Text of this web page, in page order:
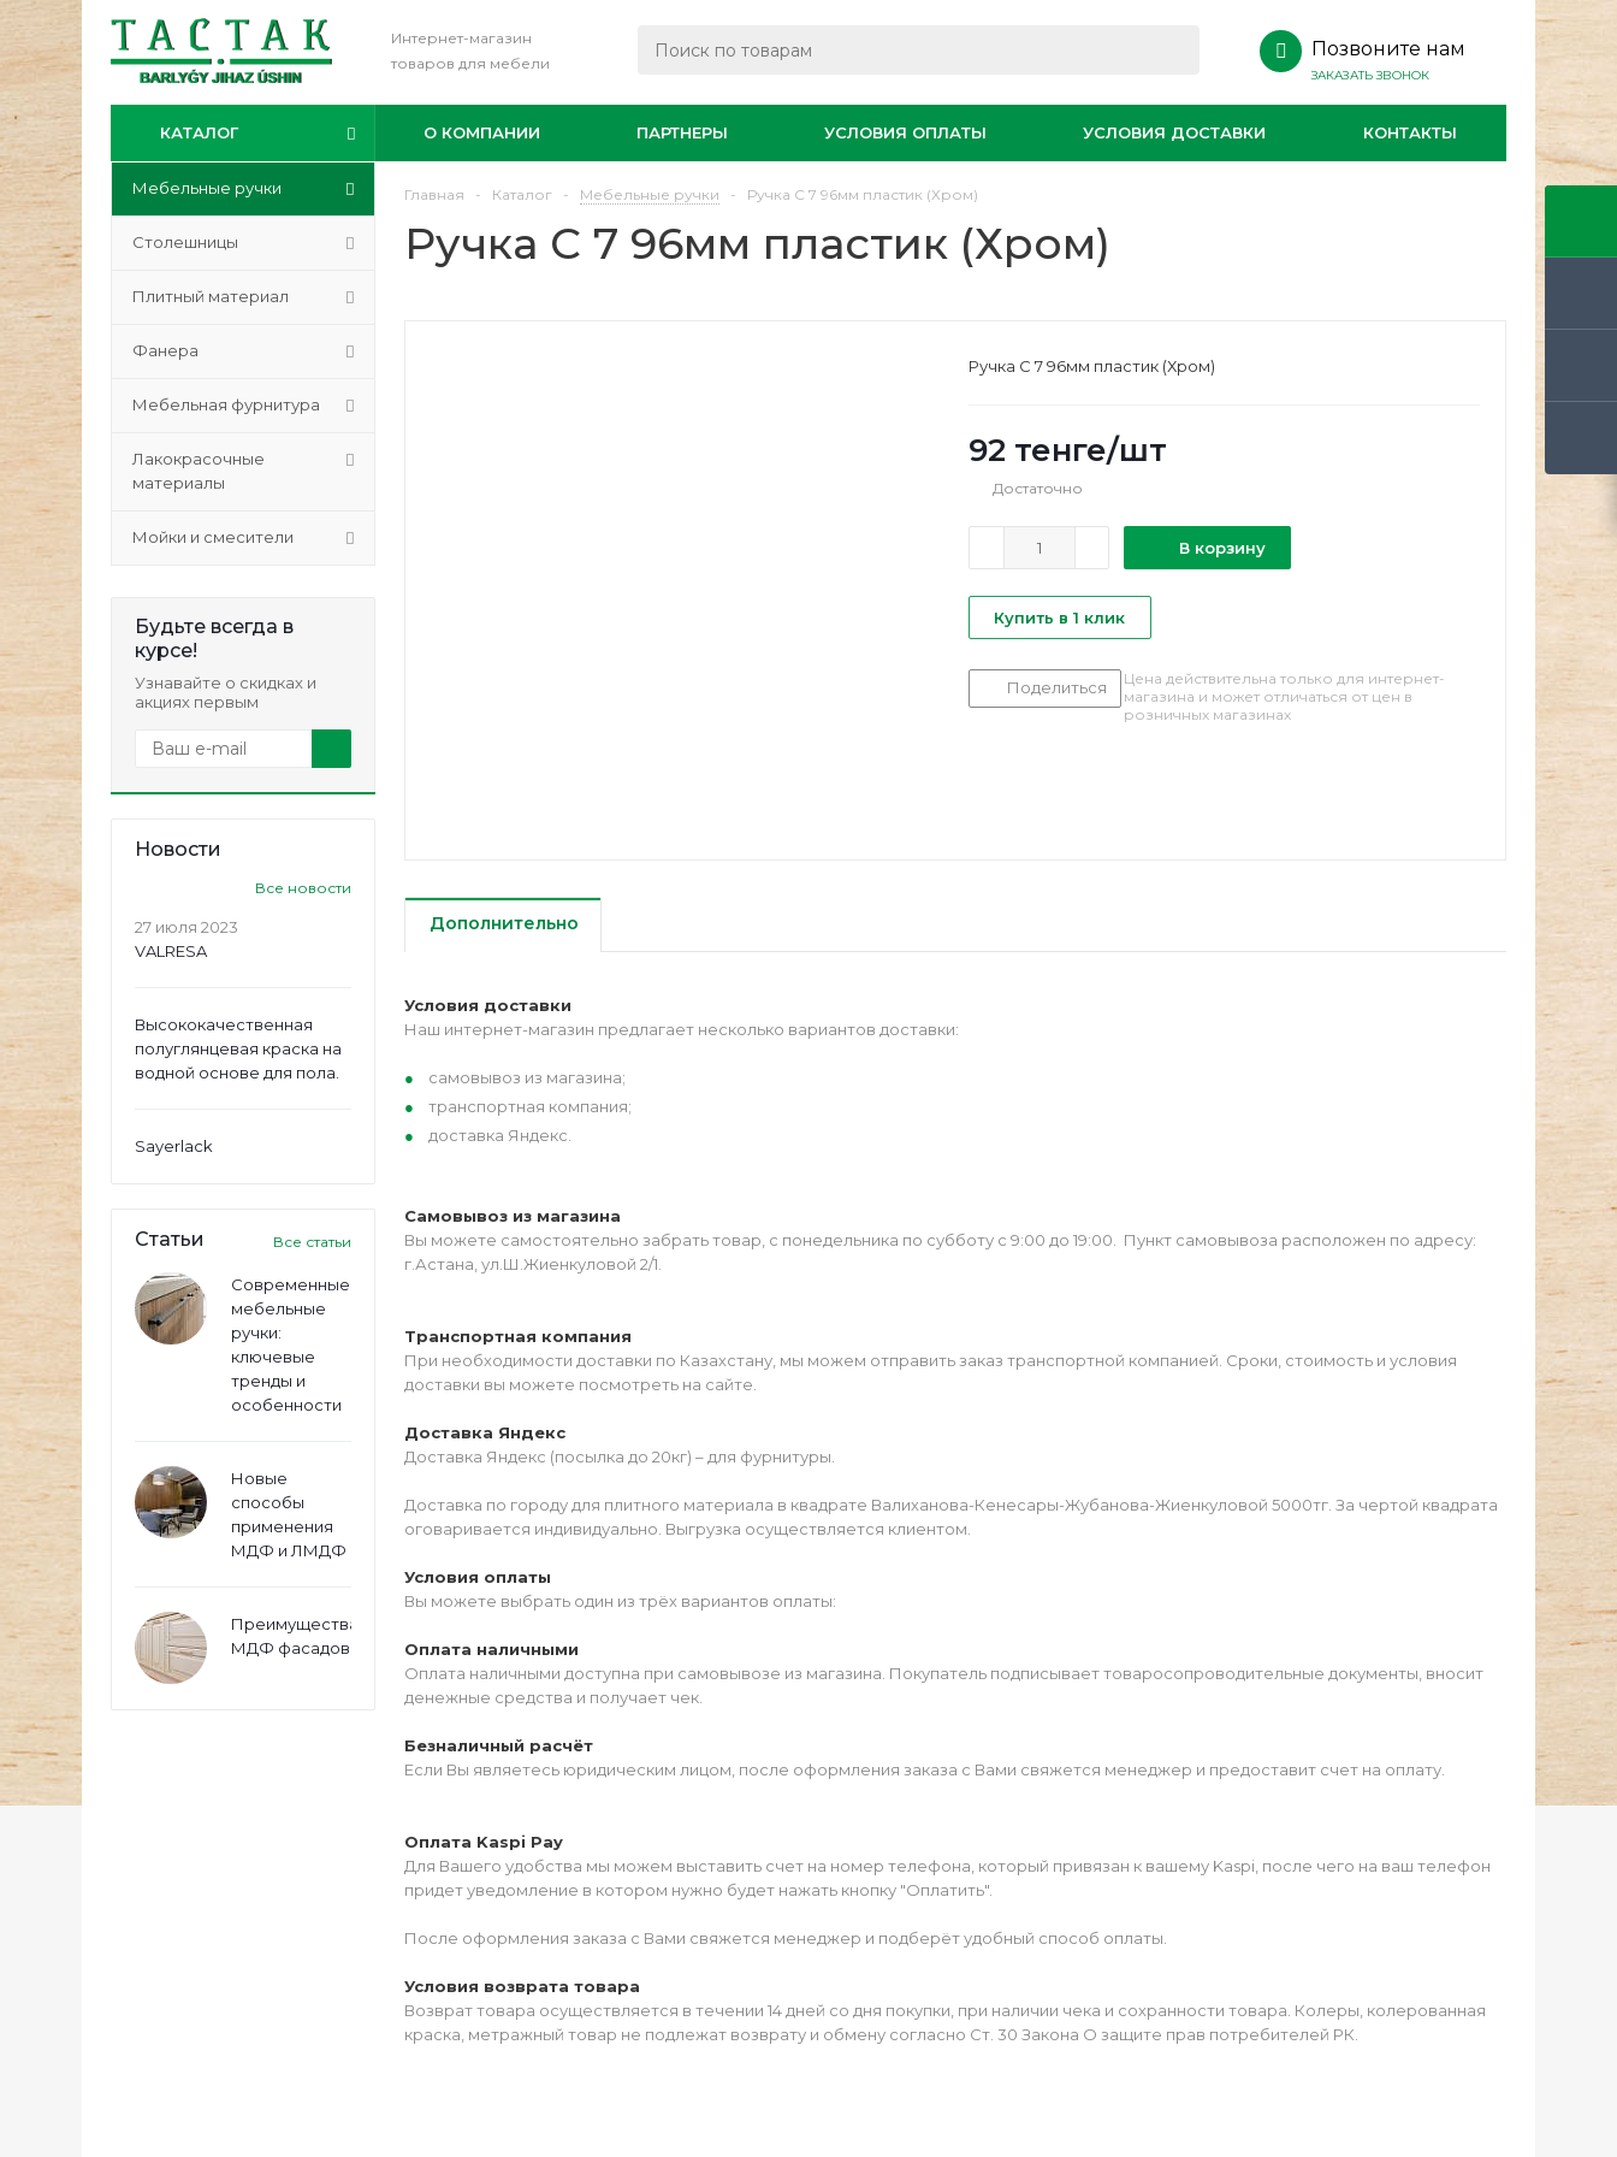
Интернет-магазин
товаров для мебели
Позвоните нам
ЗАКАЗАТЬ ЗВОНОК
КАТАЛОГ О КОМПАНИИ ПАРТНЕРЫ УСЛОВИЯ ОПЛАТЫ УСЛОВИЯ ДОСТАВКИ КОНТАКТЫ
Мебельные ручки
Столешницы
Плитный материал
Фанера
Мебельная фурнитура
Лакокрасочные
материалы
Мойки и смесители
Будьте всегда в
курсе!
Узнавайте о скидках и
акциях первым
Новости
Все новости
27 июля 2023
VALRESA
Высококачественная
полуглянцевая краска на
водной основе для пола.
Sayerlack
Статьи Все статьи
Современные
мебельные
ручки:
ключевые
тренды и
особенности
Новые
способы
применения
МДФ и ЛМДФ
Преимущества
МДФ фасадов
Главная - Каталог - Мебельные ручки - Ручка С 7 96мм пластик (Хром)
Ручка С 7 96мм пластик (Хром)
Ручка С 7 96мм пластик (Хром)
92 тенге/шт
Достаточно
В корзину
Купить в 1 клик
Поделиться
Цена действительна только для интернет-
магазина и может отличаться от цен в
розничных магазинах
Дополнительно
Условия доставки
Наш интернет-магазин предлагает несколько вариантов доставки:
самовывоз из магазина;
транспортная компания;
доставка Яндекс.
Самовывоз из магазина
Вы можете самостоятельно забрать товар, с понедельника по субботу с 9:00 до 19:00. Пункт самовывоза расположен по адресу:
г.Астана, ул.Ш.Жиенкуловой 2/1.
Транспортная компания
При необходимости доставки по Казахстану, мы можем отправить заказ транспортной компанией. Сроки, стоимость и условия
доставки вы можете посмотреть на сайте.
Доставка Яндекс
Доставка Яндекс (посылка до 20кг) – для фурнитуры.
Доставка по городу для плитного материала в квадрате Валиханова-Кенесары-Жубанова-Жиенкуловой 5000тг. За чертой квадрата
оговаривается индивидуально. Выгрузка осуществляется клиентом.
Условия оплаты
Вы можете выбрать один из трёх вариантов оплаты:
Оплата наличными
Оплата наличными доступна при самовывозе из магазина. Покупатель подписывает товаросопроводительные документы, вносит
денежные средства и получает чек.
Безналичный расчёт
Если Вы являетесь юридическим лицом, после оформления заказа с Вами свяжется менеджер и предоставит счет на оплату.
Оплата Kaspi Pay
Для Вашего удобства мы можем выставить счет на номер телефона, который привязан к вашему Kaspi, после чего на ваш телефон
придет уведомление в котором нужно будет нажать кнопку "Оплатить".
После оформления заказа с Вами свяжется менеджер и подберёт удобный способ оплаты.
Условия возврата товара
Возврат товара осуществляется в течении 14 дней со дня покупки, при наличии чека и сохранности товара. Колеры, колерованная
краска, метражный товар не подлежат возврату и обмену согласно Ст. 30 Закона О защите прав потребителей РК.